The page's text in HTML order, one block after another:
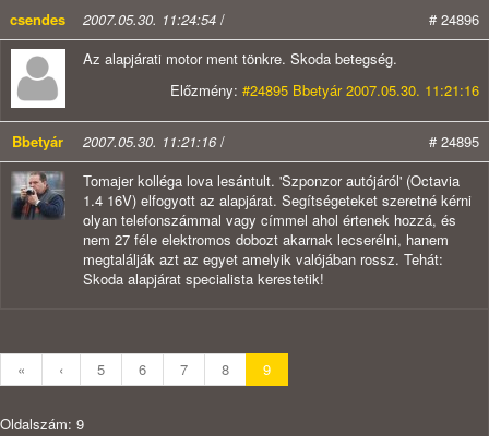
csendes 2007.05.30. 11:24:54 /
# 24896
Az alapjárati motor ment tönkre. Skoda betegség.
Előzmény: #24895 Bbetyár 2007.05.30. 11:21:16
Bbetyár 2007.05.30. 11:21:16/
# 24895
Tomajer kolléga lova lesántult. 'Szponzor autójáról' (Octavia
1.4 16V) elfogyott az alapjárat. Segítségeteket szeretné kérni
olyan telefonszámmal vagy címmel ahol értenek hozzá, és
nem 27 féle elektromos dobozt akarnak lecserélni, hanem
megtalálják azt az egyet amelyik valójában rossz. Tehát:
Skoda alapjárat specialista kerestetik!
« ‹ 5 6 7 8 9
Oldalszám: 9